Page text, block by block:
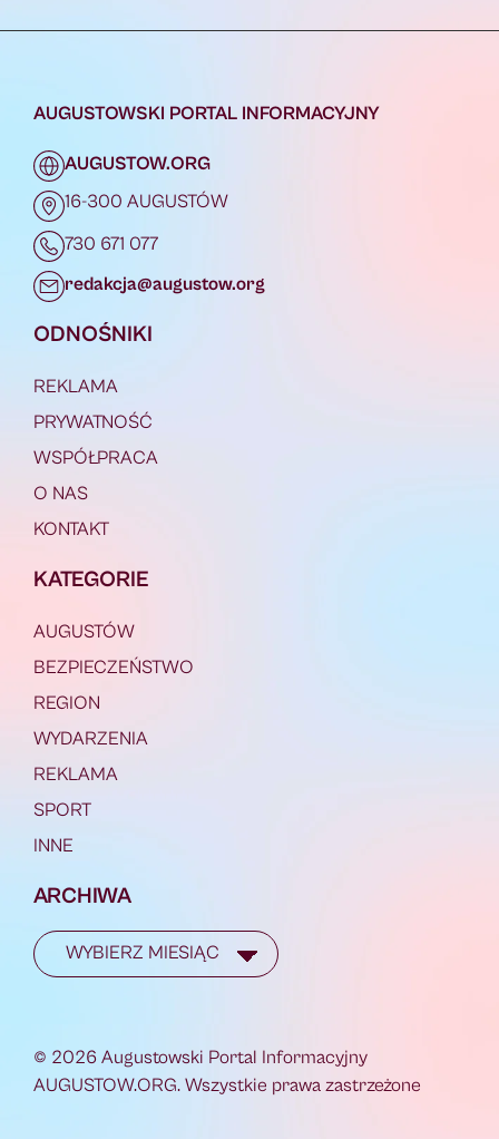
AUGUSTOWSKI PORTAL INFORMACYJNY
AUGUSTOW.ORG
16-300 AUGUSTÓW
730 671 077
redakcja@augustow.org
ODNOŚNIKI
REKLAMA
PRYWATNOŚĆ
WSPÓŁPRACA
O NAS
KONTAKT
KATEGORIE
AUGUSTÓW
BEZPIECZEŃSTWO
REGION
WYDARZENIA
REKLAMA
SPORT
INNE
ARCHIWA
© 2026 Augustowski Portal Informacyjny
AUGUSTOW.ORG. Wszystkie prawa zastrzeżone